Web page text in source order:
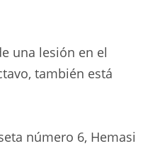
una lesión en el
también está
número 6, Hemasi